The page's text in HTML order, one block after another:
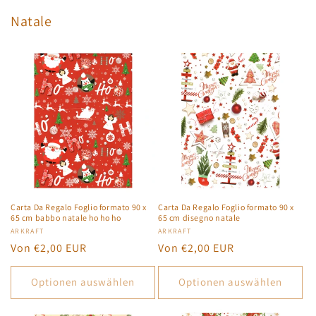
Natale
Carta Da Regalo Foglio formato 90 x
65 cm babbo natale ho ho ho
Anbieter:
ARKRAFT
Normaler
Preis
Von €2,00 EUR
Optionen auswählen
Carta Da Regalo Foglio formato 90 x
65 cm disegno natale
Anbieter:
ARKRAFT
Normaler
Preis
Von €2,00 EUR
Optionen auswählen